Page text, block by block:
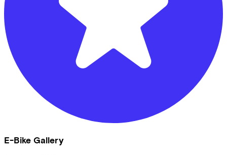
E-Bike Gallery